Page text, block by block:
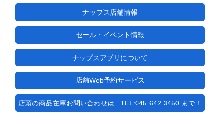
ナップス店舗情報
セール・イベント情報
ナップスアプリについて
店舗Web予約サービス
店頭の商品在庫お問い合わせは...TEL:045-642-3450 まで！